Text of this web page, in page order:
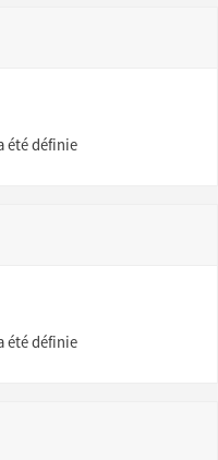
été définie
été définie